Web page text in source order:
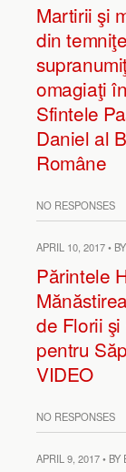
Martirii şi
din
omagiaţi
Sfintele
Daniel al
Române
NO RESPONSES
APRIL 10, 2017 •
Părintele
de Florii
pentru
VIDEO
NO RESPONSES
APRIL 9, 2017 • BY